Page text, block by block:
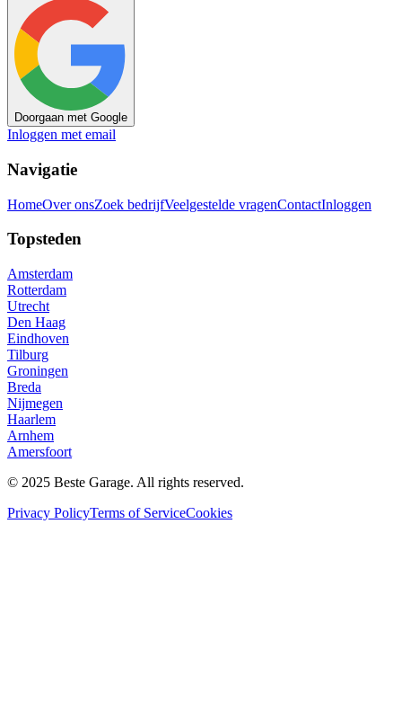
Doorgaan met Google
Inloggen met email
Navigatie
HomeOver onsZoek bedrijfVeelgestelde vragenContactInloggen
Topsteden
Amsterdam
Rotterdam
Utrecht
Den Haag
Eindhoven
Tilburg
Groningen
Breda
Nijmegen
Haarlem
Arnhem
Amersfoort
© 2025 Beste Garage. All rights reserved.
Privacy PolicyTerms of ServiceCookies